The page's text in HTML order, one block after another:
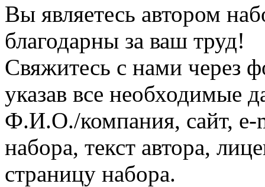
Вы являетесь автором
благодарны за ваш труд!
Свяжитесь с нами через
указав все необходимые
Ф.И.О./компания, сайт, e-
набора, текст автора,
страницу набора.